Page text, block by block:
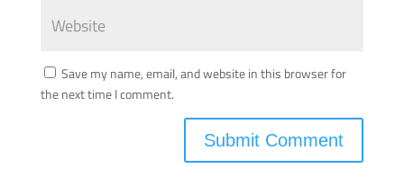
Save my name, email, and website in this browser for
the next time I comment.